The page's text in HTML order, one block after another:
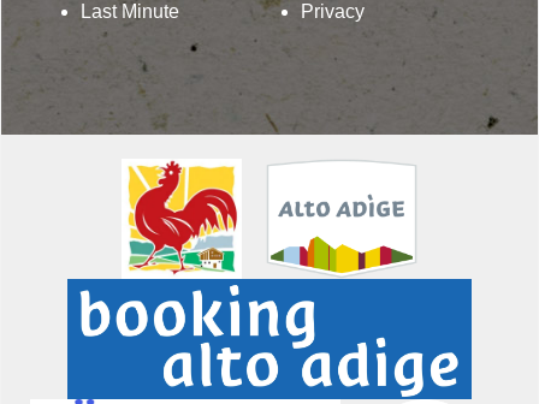
Last Minute
Privacy
Lindenhof